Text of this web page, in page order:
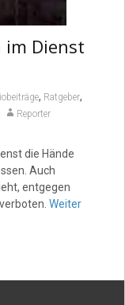
im Dienst
, Ratgeber,
Reporter
die Hände
Auch
entgegen
Weiter